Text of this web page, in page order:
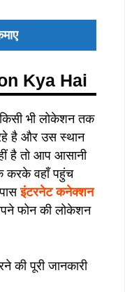
Kya Hai
भी लोकेशन तक
है और उस स्थान
है तो आप आसानी
करके वहाँ पहुंच
इंटरनेट कनेक्शन
फोन की लोकेशन
की पूरी जानकारी